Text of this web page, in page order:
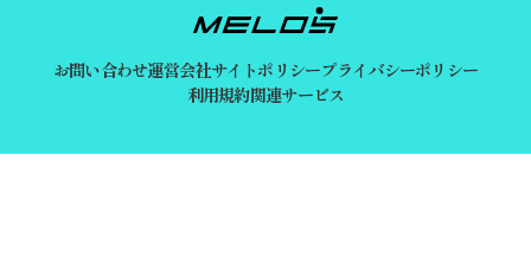
お問い合わせ運営会社サイトポリシープライバシーポリシー
利用規約関連サービス